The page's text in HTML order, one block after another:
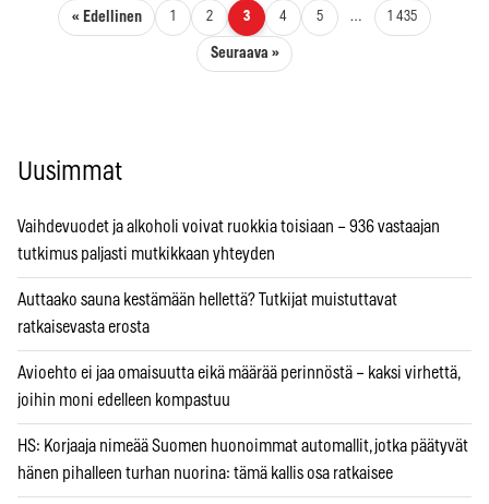
Artikkelien sivutus
« Edellinen 1 2 3 4 5 … 1 435
Seuraava »
Uusimmat
Vaihdevuodet ja alkoholi voivat ruokkia toisiaan – 936 vastaajan
tutkimus paljasti mutkikkaan yhteyden
Auttaako sauna kestämään hellettä? Tutkijat muistuttavat
ratkaisevasta erosta
Avioehto ei jaa omaisuutta eikä määrää perinnöstä – kaksi virhettä,
joihin moni edelleen kompastuu
HS: Korjaaja nimeää Suomen huonoimmat automallit, jotka päätyvät
hänen pihalleen turhan nuorina: tämä kallis osa ratkaisee